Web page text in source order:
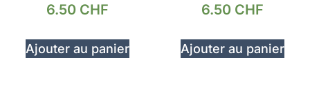
6.50 CHF
Ajouter au panier
6.50 CHF
Ajouter au panier